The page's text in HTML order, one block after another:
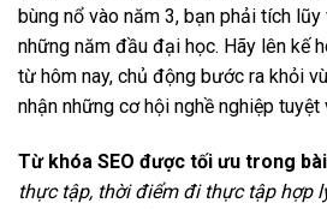
bùng nổ vào năm 3, bạn phải tích
những năm đầu đại học. Hãy lên kế
từ hôm nay, chủ động bước ra khỏi
nhận những cơ hội nghề nghiệp
Từ khóa SEO được tối ưu trong
thực tập, thời điểm đi thực tập hợp